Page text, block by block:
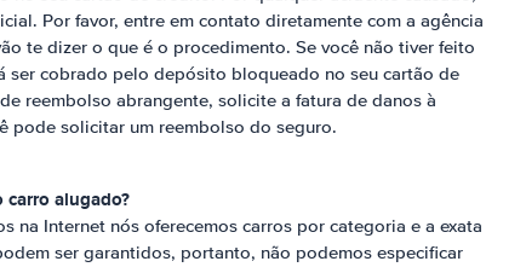
Por favor, entre em contato diretamente com a agência
te dizer o que é o procedimento. Se você não tiver feito
ser cobrado pelo depósito bloqueado no seu cartão de
reembolso abrangente, solicite a fatura de danos à
pode solicitar um reembolso do seguro.
carro alugado?
na Internet nós oferecemos carros por categoria e a exata
ser garantidos, portanto, não podemos especificar